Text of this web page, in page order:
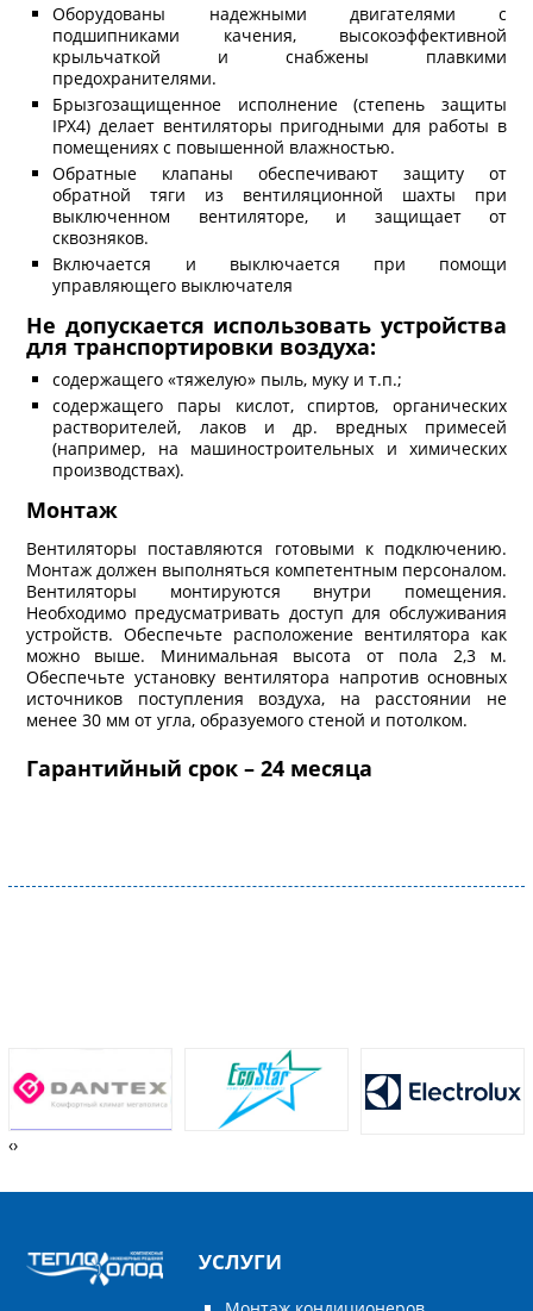
Оборудованы надежными двигателями с
подшипниками качения, высокоэффективной
крыльчаткой и снабжены плавкими
предохранителями.
Брызгозащищенное исполнение (степень защиты
IPХ4) делает вентиляторы пригодными для работы в
помещениях с повышенной влажностью.
Обратные клапаны обеспечивают защиту от
обратной тяги из вентиляционной шахты при
выключенном вентиляторе, и защищает от
сквозняков.
Включается и выключается при помощи
управляющего выключателя
Не допускается использовать устройства
для транспортировки воздуха:
содержащего «тяжелую» пыль, муку и т.п.;
содержащего пары кислот, спиртов, органических
растворителей, лаков и др. вредных примесей
(например, на машиностроительных и химических
производствах).
Монтаж
Вентиляторы поставляются готовыми к подключению.
Монтаж должен выполняться компетентным персоналом.
Вентиляторы монтируются внутри помещения.
Необходимо предусматривать доступ для обслуживания
устройств. Обеспечьте расположение вентилятора как
можно выше. Минимальная высота от пола 2,3 м.
Обеспечьте установку вентилятора напротив основных
источников поступления воздуха, на расстоянии не
менее 30 мм от угла, образуемого стеной и потолком.
Гарантийный срок – 24 месяца
‹›
УСЛУГИ